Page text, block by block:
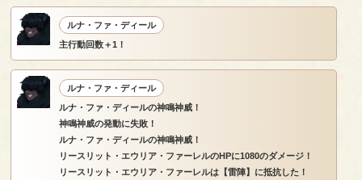
ルナ・ファ・ディール
主行動回数＋1！
ルナ・ファ・ディール
ルナ・ファ・ディールの神鳴神威！
神鳴神威の発動に失敗！
ルナ・ファ・ディールの神鳴神威！
リースリット・エウリア・ファーレルのHPに1080のダメージ！
リースリット・エウリア・ファーレルは【雷陣】に抵抗した！